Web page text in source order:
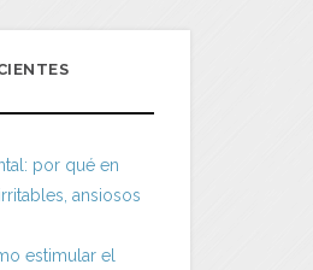
por qué en
ansiosos
estimular el